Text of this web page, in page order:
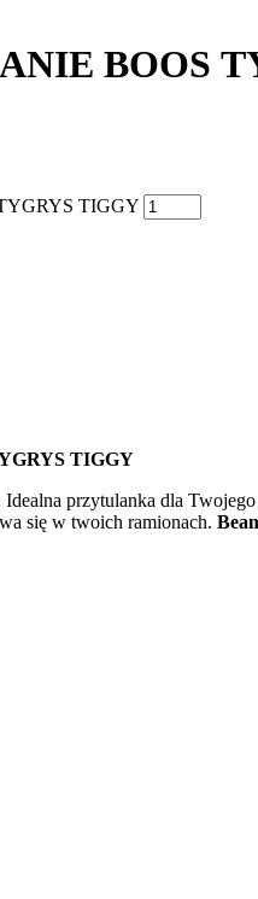
BOOS
TIGGY
TIGGY
Idealna przytulanka dla
się w twoich ramionach.